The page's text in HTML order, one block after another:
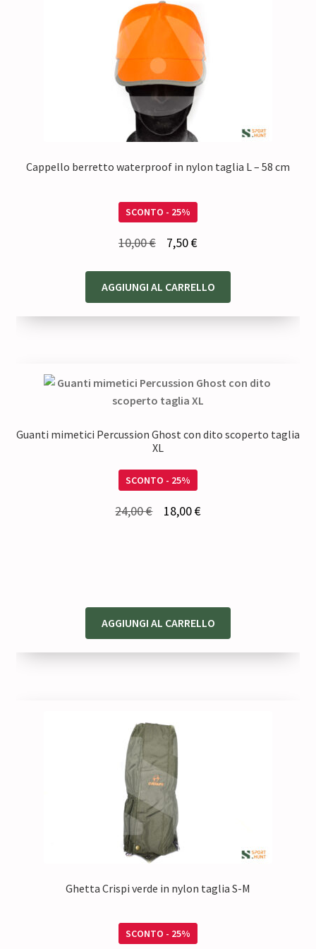
Cappello berretto waterproof in nylon taglia L – 58 cm
SCONTO - 25%
10,00€
originale
era:
7,50€Il
attuale
è:
AGGIUNGI AL CARRELLO
Guanti mimetici Percussion Ghost con dito scoperto taglia
XL
SCONTO - 25%
24,00€ 18,00€Il
AGGIUNGI AL CARRELLO
Ghetta Crispi verde in nylon taglia S-M
SCONTO - 25%